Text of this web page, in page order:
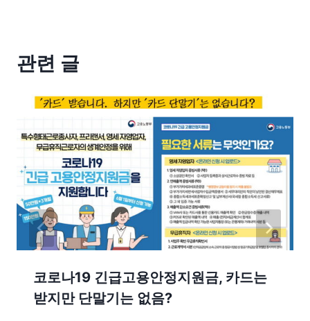
관련 글
코로나19 긴급고용안정지원금, 카드는
받지만 단말기는 없음?